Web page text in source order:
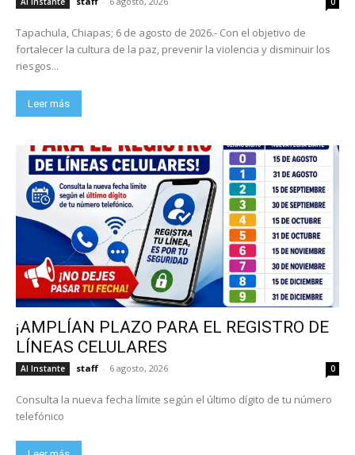
Tapachula, Chiapas; 6 de agosto de 2026.- Con el objetivo de
fortalecer la cultura de la paz, prevenir la violencia y disminuir los
riesgos...
Leer más
¡AMPLÍAN PLAZO PARA EL REGISTRO DE
LÍNEAS CELULARES
Al Instante staff - 6 agosto, 2026 0
Consulta la nueva fecha límite según el último dígito de tu número
telefónico